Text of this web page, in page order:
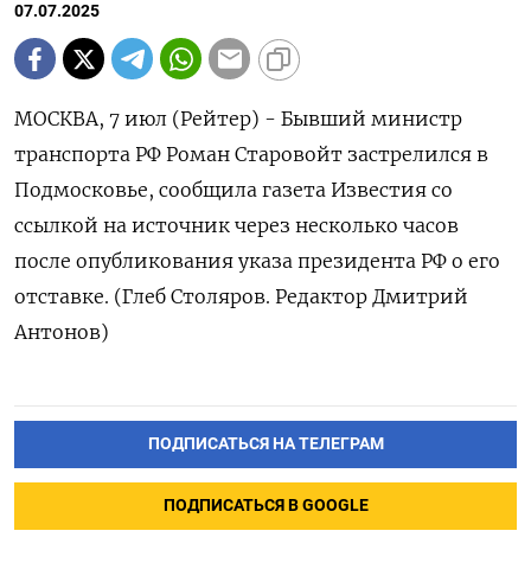
07.07.2025
МОСКВА, 7 июл (Рейтер) - Бывший министр
транспорта РФ Роман Старовойт застрелился в
Подмосковье, сообщила газета Известия со
ссылкой на источник через несколько часов
после опубликования указа президента РФ о его
отставке. (Глеб Столяров. Редактор Дмитрий
Антонов)
ПОДПИСАТЬСЯ НА ТЕЛЕГРАМ
ПОДПИСАТЬСЯ В GOOGLE